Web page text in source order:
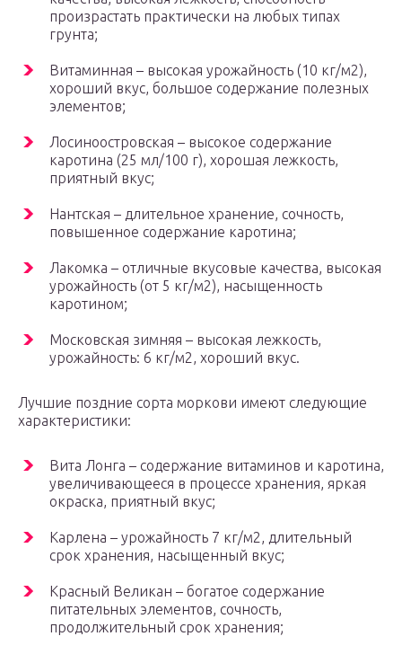
произрастать практически на любых типах
грунта;
Витаминная – высокая урожайность (10 кг/м2),
хороший вкус, большое содержание полезных
элементов;
Лосиноостровская – высокое содержание
каротина (25 мл/100 г), хорошая лежкость,
приятный вкус;
Нантская – длительное хранение, сочность,
повышенное содержание каротина;
Лакомка – отличные вкусовые качества, высокая
урожайность (от 5 кг/м2), насыщенность
каротином;
Московская зимняя – высокая лежкость,
урожайность: 6 кг/м2, хороший вкус.
Лучшие поздние сорта моркови имеют следующие
характеристики:
Вита Лонга – содержание витаминов и каротина,
увеличивающееся в процессе хранения, яркая
окраска, приятный вкус;
Карлена – урожайность 7 кг/м2, длительный
срок хранения, насыщенный вкус;
Красный Великан – богатое содержание
питательных элементов, сочность,
продолжительный срок хранения;